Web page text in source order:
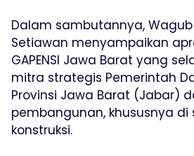
Dalam sambutannya, Wagub
Setiawan menyampaikan
GAPENSI Jawa Barat yang
mitra strategis Pemerintah
Provinsi Jawa Barat (Jabar)
pembangunan, khususnya di
konstruksi.